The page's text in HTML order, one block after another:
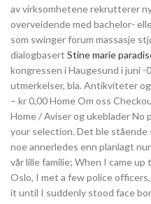
av virksomhetene rekrutterer
overveidende med bachelor-
som swinger forum massasje
dialogbasert Stine marie
kongressen i Haugesund i juni
utmerkelser, bla. Antikviteter
– kr 0,00 Home Om oss
Home / Aviser og ukeblader
your selection. Det ble stående
noe annerledes enn planlagt
vår lille familie; When I came
Oslo, I met a few police
it until I suddenly stood face